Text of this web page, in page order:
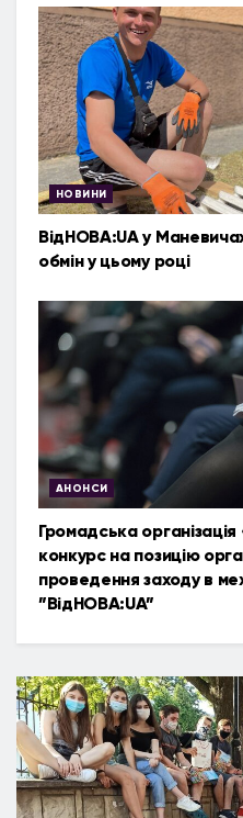
НОВИНИ
ВідНОВА:UA у
обмін у цьому році
АНОНСИ
Громадська
конкурс на позицію
проведення заходу в
”ВідНОВА:UA”